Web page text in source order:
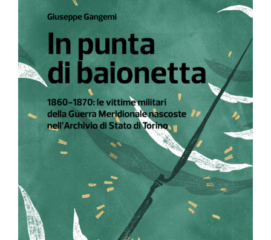
noi,
gratificati
e
replichiamo….